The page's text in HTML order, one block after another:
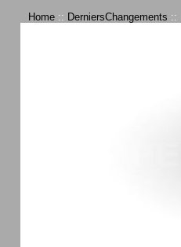
Home :: DerniersChangements ::